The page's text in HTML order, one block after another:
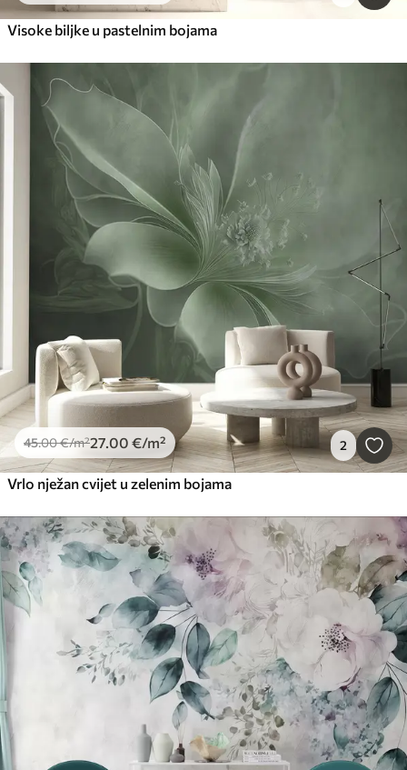
Visoke biljke u pastelnim bojama
45.00€/m²27.00 €/m² 2
Vrlo nježan cvijet u zelenim bojama